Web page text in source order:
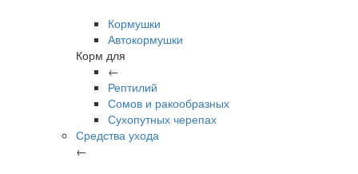
Кормушки
Автокормушки
Корм для
←
Рептилий
Сомов и ракообразных
Сухопутных черепах
Средства ухода
←